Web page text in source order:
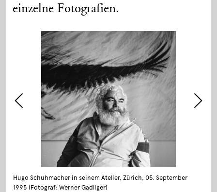
einzelne Fotografien.
Hugo Schuhmacher in seinem Atelier, Zürich, 05. September
1995 (Fotograf: Werner Gadliger)